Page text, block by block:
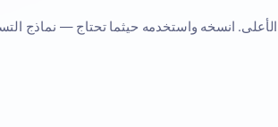
انسخه واستخدمه حيثما تحتاج — نماذج